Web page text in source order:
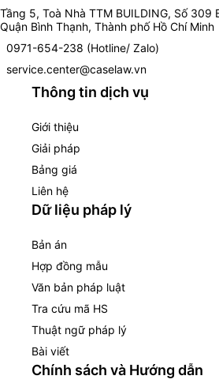
Tầng 5, Toà Nhà TTM BUILDING, Số 309
Quận Bình Thạnh, Thành phố Hồ Chí Minh
0971-654-238 (Hotline/ Zalo)
service.center@caselaw.vn
Thông tin dịch vụ
Giới thiệu
Giải pháp
Bảng giá
Liên hệ
Dữ liệu pháp lý
Bản án
Hợp đồng mẫu
Văn bản pháp luật
Tra cứu mã HS
Thuật ngữ pháp lý
Bài viết
Chính sách và Hướng dẫn